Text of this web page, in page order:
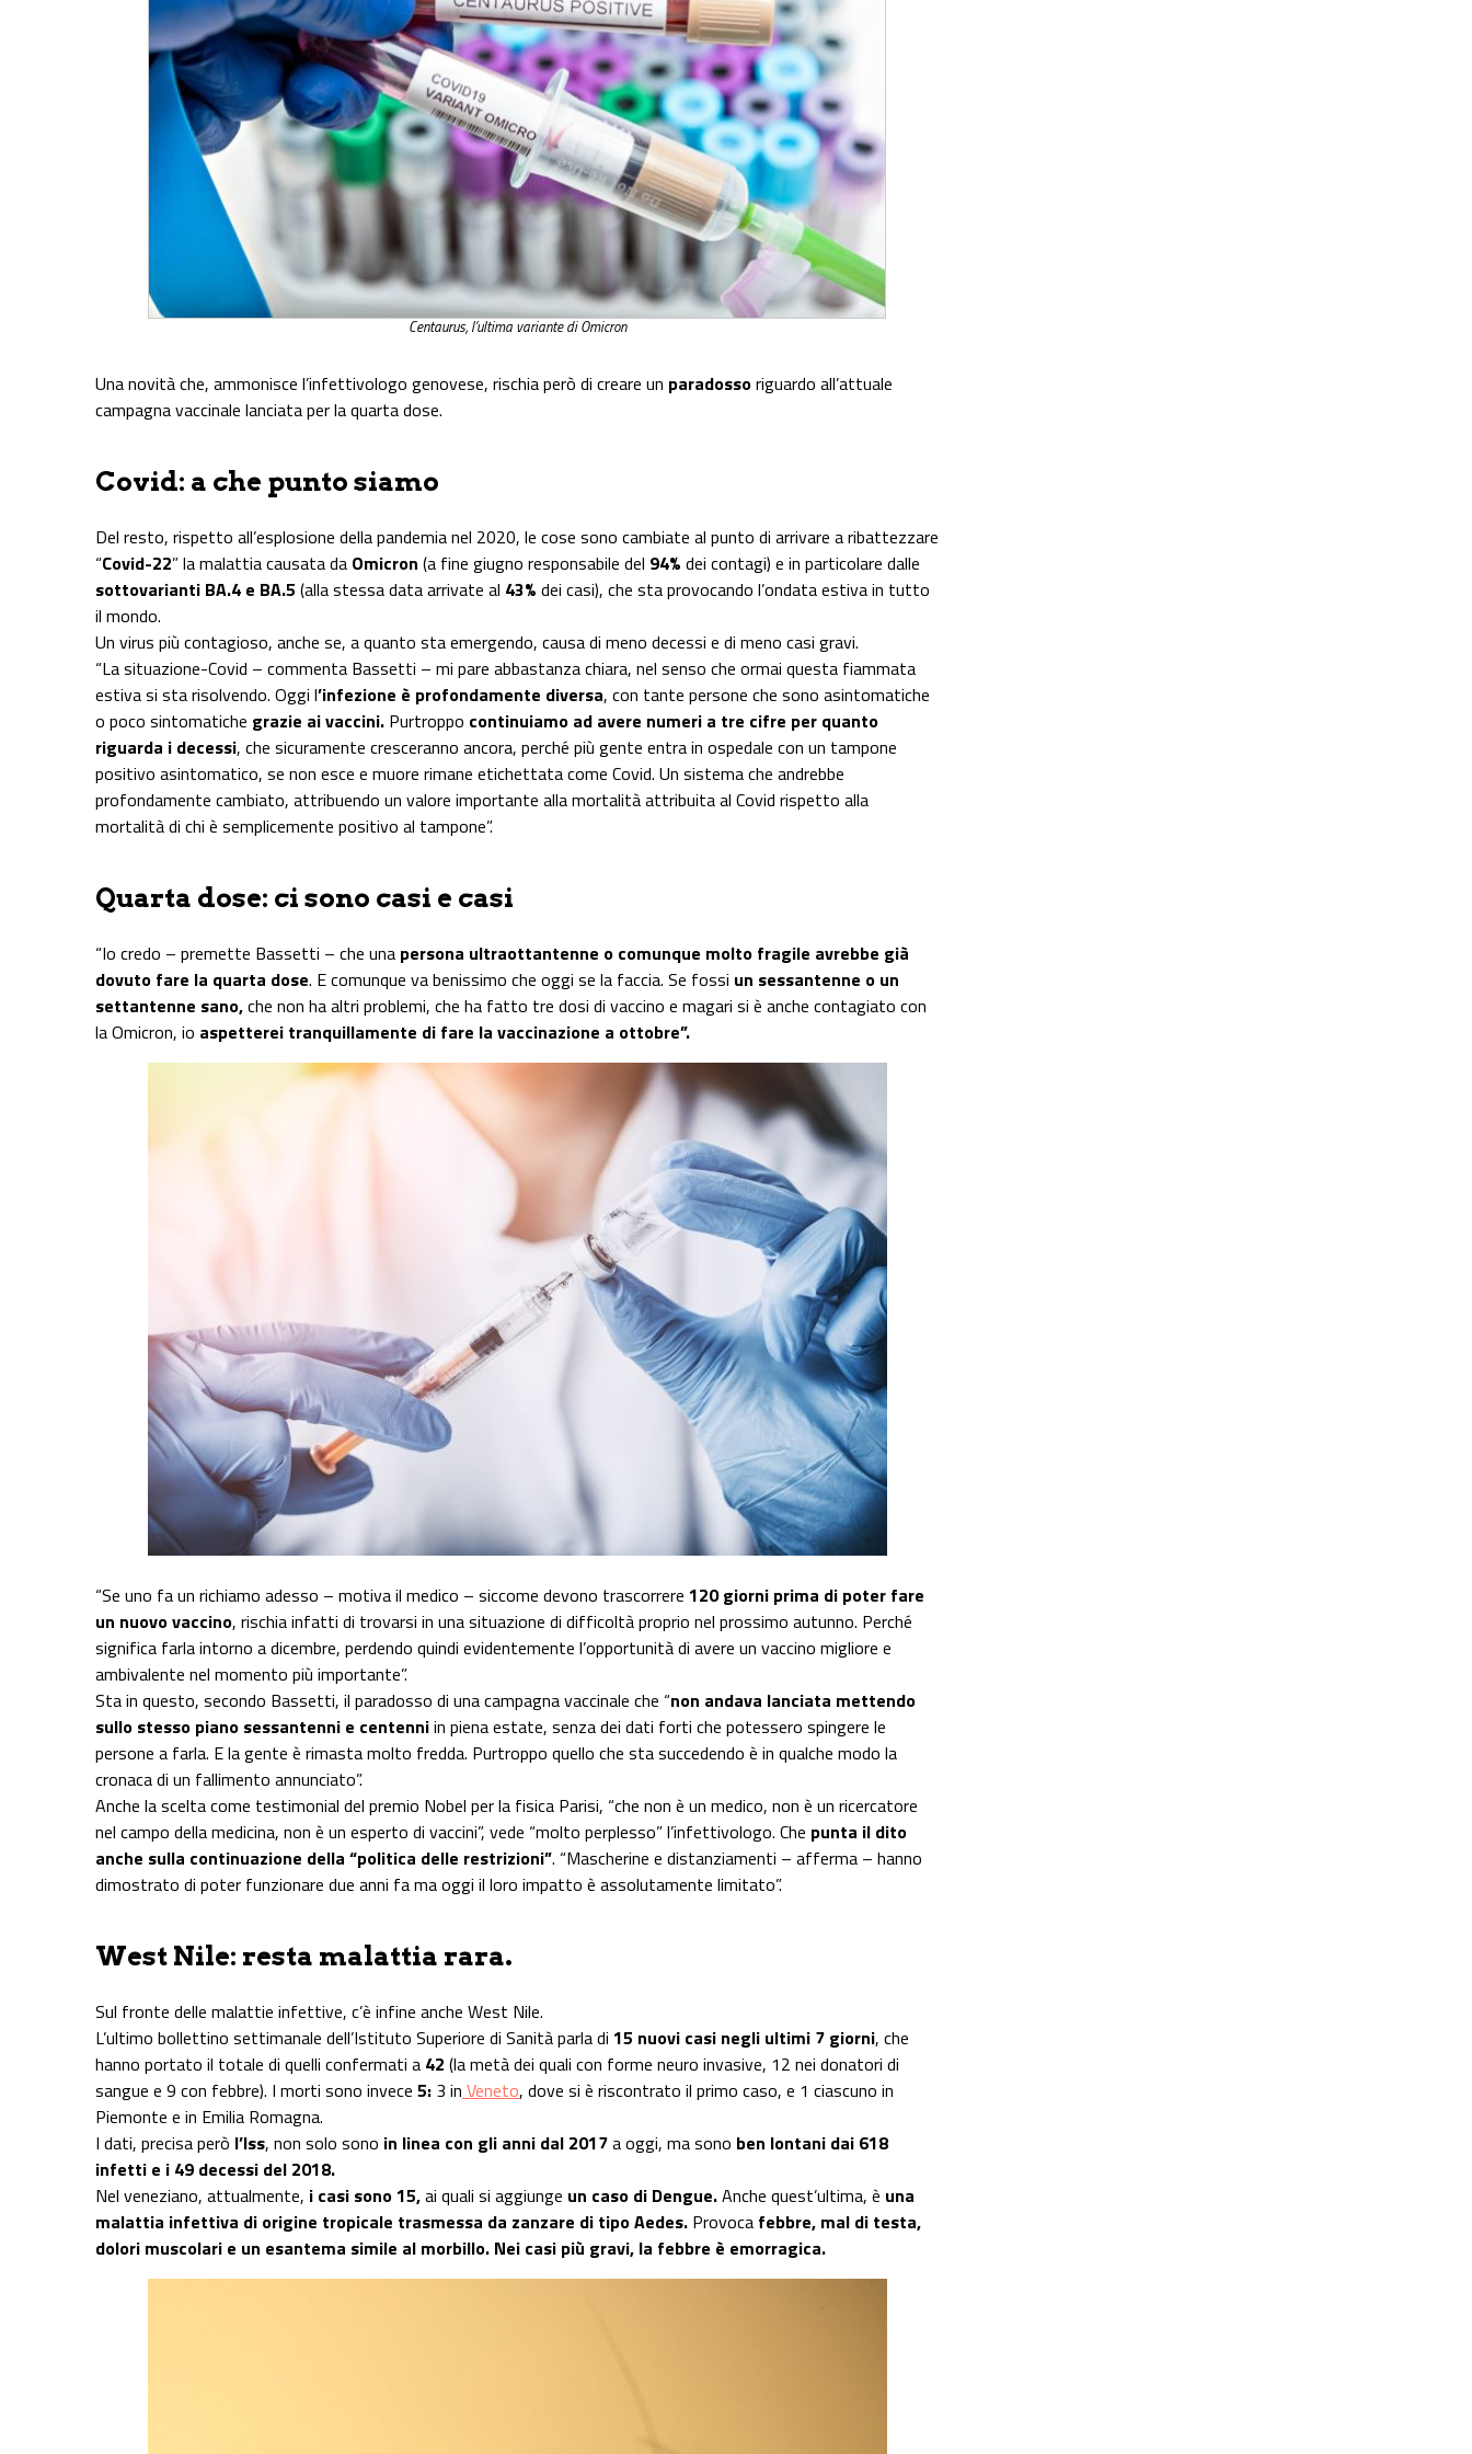
Centaurus, l’ultima variante di Omicron
Una novità che, ammonisce l’infettivologo genovese, rischia però di creare un paradossoriguardo all’attuale
campagna vaccinale lanciata per la quarta dose.
Covid: a che punto siamo
Del resto, rispetto all’esplosione della pandemia nel 2020, le cose sono cambiate al punto di arrivare a ribattezzare
“Covid-22” la malattia causata da Omicron (a fine giugno responsabile del 94% dei contagi) e in particolare dalle
sottovarianti BA.4 e BA.5 (alla stessa data arrivate al 43% dei casi), che sta provocando l’ondata estiva in tutto
il mondo.
Un virus più contagioso, anche se, a quanto sta emergendo, causa di meno decessi e di meno casi gravi.
“La situazione-Covid – commenta Bassetti – mi pare abbastanza chiara, nel senso che ormai questa fiammata
estiva si sta risolvendo. Oggi l’infezione è profondamente diversa, con tante persone che sono asintomatiche
o poco sintomatiche grazie ai vaccini. Purtroppo continuiamo ad avere numeri a tre cifre per quanto
riguarda i decessi, che sicuramente cresceranno ancora, perché più gente entra in ospedale con un tampone
positivo asintomatico, se non esce e muore rimane etichettata come Covid. Un sistema che andrebbe
profondamente cambiato, attribuendo un valore importante alla mortalità attribuita al Covid rispetto alla
mortalità di chi è semplicemente positivo al tampone”.
Quarta dose: ci sono casi e casi
“Io credo – premette Bassetti – che una persona ultraottantenne o comunque molto fragile avrebbe già
dovuto fare la quarta dose. E comunque va benissimo che oggi se la faccia. Se fossi un sessantenne o un
settantenne sano,che non ha altri problemi, che ha fatto tre dosi di vaccino e magari si è anche contagiato con
la Omicron, io aspetterei tranquillamente di fare la vaccinazione a ottobre”.
“Se uno fa un richiamo adesso – motiva il medico – siccome devono trascorrere 120 giorni prima di poter fare
un nuovo vaccino, rischia infatti di trovarsi in una situazione di difficoltà proprio nel prossimo autunno. Perché
significa farla intorno a dicembre, perdendo quindi evidentemente l’opportunità di avere un vaccino migliore e
ambivalente nel momento più importante”.
Sta in questo, secondo Bassetti, il paradosso di una campagna vaccinale che “non andava lanciata mettendo
sullo stesso piano sessantenni e centenniin piena estate, senza dei dati forti che potessero spingere le
persone a farla. E la gente è rimasta molto fredda. Purtroppo quello che sta succedendo è in qualche modo la
cronaca di un fallimento annunciato”.
Anche la scelta come testimonial del premio Nobel per la fisica Parisi, “che non è un medico, non è un ricercatore
nel campo della medicina, non è un esperto di vaccini”, vede “molto perplesso” l’infettivologo. Che punta il dito
anche sulla continuazione della “politica delle restrizioni”. “Mascherine e distanziamenti – afferma – hanno
dimostrato di poter funzionare due anni fa ma oggi il loro impatto è assolutamente limitato”.
West Nile: resta malattia rara.
Sul fronte delle malattie infettive, c’è infine anche West Nile.
L’ultimo bollettino settimanale dell’Istituto Superiore di Sanità parla di 15 nuovi casi negli ultimi 7 giorni, che
hanno portato il totale di quelli confermati a 42 (la metà dei quali con forme neuro invasive, 12 nei donatori di
sangue e 9 con febbre). I morti sono invece 5: 3 in Veneto, dove si è riscontrato il primo caso, e 1 ciascuno in
Piemonte e in Emilia Romagna.
I dati, precisa però l’Iss, non solo sono in linea con gli anni dal 2017a oggi, ma sono ben lontani dai 618
infetti e i 49 decessi del 2018.
Nel veneziano, attualmente, i casi sono 15,ai quali si aggiunge un caso di Dengue.Anche quest’ultima, è una
malattia infettiva di origine tropicale trasmessa da zanzare di tipo Aedes. Provoca febbre, mal di testa,
dolori muscolari e un esantema simile al morbillo. Nei casi più gravi, la febbre è emorragica.